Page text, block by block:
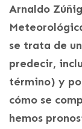
Arnaldo
se trata de
predecir,
término) y
cómo se
hemos